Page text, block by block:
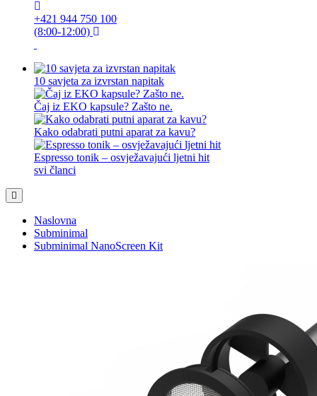
+421 944 750 100
(8:00-12:00)
10 savjeta za izvrstan napitak
Čaj iz EKO kapsule? Zašto ne.
Kako odabrati putni aparat za kavu?
Espresso tonik – osvježavajući ljetni hit
svi članci
Naslovna
Subminimal
Subminimal NanoScreen Kit